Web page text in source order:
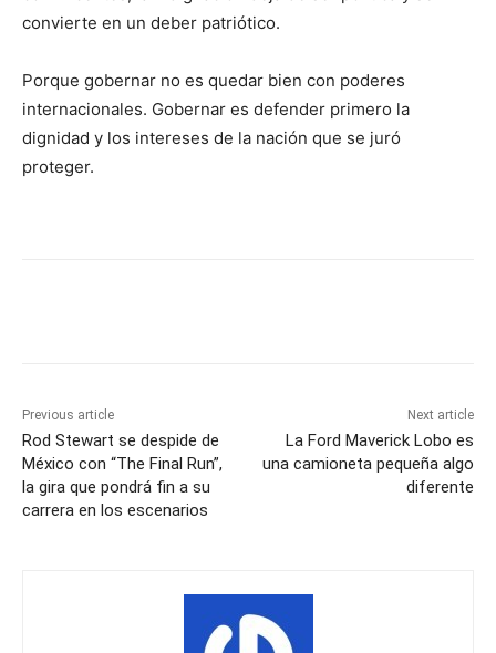
convierte en un deber patriótico.
Porque gobernar no es quedar bien con poderes
internacionales. Gobernar es defender primero la
dignidad y los intereses de la nación que se juró
proteger.
Previous article
Rod Stewart se despide de
México con “The Final Run”,
la gira que pondrá fin a su
carrera en los escenarios
Next article
La Ford Maverick Lobo es
una camioneta pequeña algo
diferente